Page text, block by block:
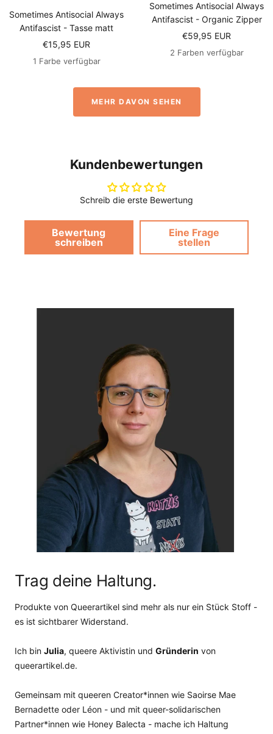
Sometimes Antisocial Always
Antifascist - Tasse matt
Angebotspreis
€15,95 EUR
1 Farbe verfügbar
Sometimes Antisocial Always
Antifascist - Organic Zipper
Angebotspreis
€59,95 EUR
2 Farben verfügbar
MEHR DAVON SEHEN
Kundenbewertungen
Schreib die erste Bewertung
Bewertung
schreiben
Eine Frage
stellen
Trag deine Haltung.
Produkte von Queerartikel sind mehr als nur ein Stück Stoff -
es ist sichtbarer Widerstand.
Ich bin Julia, queere Aktivistin und Gründerin von
queerartikel.de.
Gemeinsam mit queeren Creator*innen wie Saoirse Mae
Bernadette oder Léon - und mit queer-solidarischen
Partner*innen wie Honey Balecta - mache ich Haltung